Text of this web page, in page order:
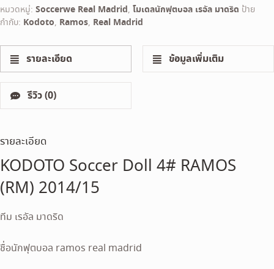
หมวดหมู่: Soccerwe Real Madrid, โมเดลนักฟุตบอล เรอัล มาดริด ป้าย
กำกับ: Kodoto, Ramos, Real Madrid
รายละเอียด ข้อมูลเพิ่มเติม
รีวิว (0)
รายละเอียด
KODOTO Soccer Doll 4# RAMOS
(RM) 2014/15
ทีม เรอัล มาดริด
ชื่อนักฟุตบอล ramos real madrid